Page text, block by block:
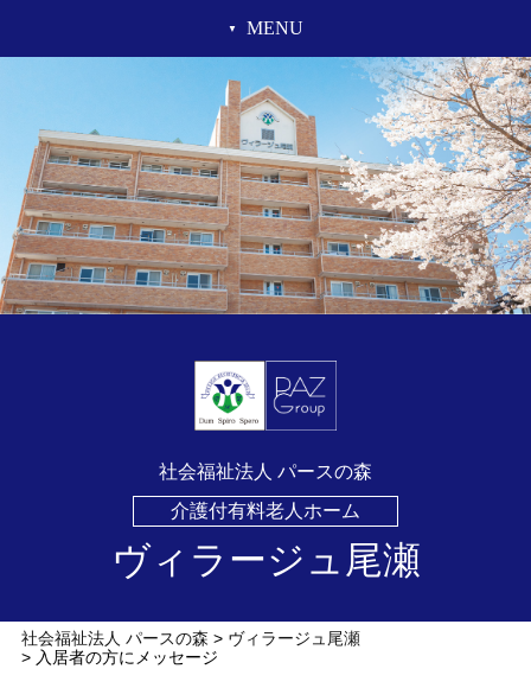
MENU
社会福祉法人 パースの森
介護付有料老人ホーム
ヴィラージュ尾瀬
社会福祉法人 パースの森
ヴィラージュ尾瀬
入居者の方にメッセージ